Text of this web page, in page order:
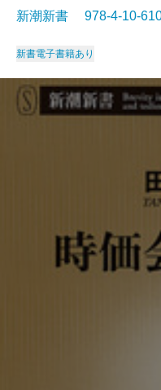
新潮新書 978-4-10-
新書電子書籍あり